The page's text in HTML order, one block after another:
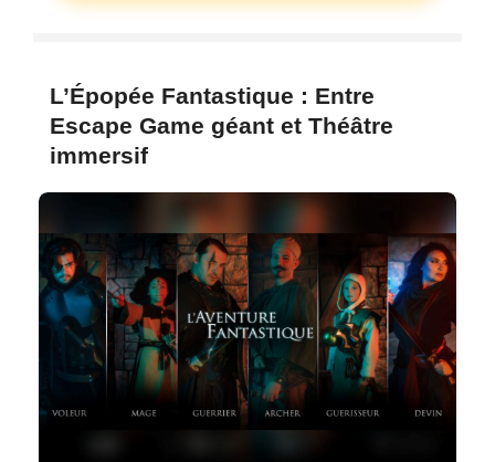
L’Épopée Fantastique : Entre
Escape Game géant et Théâtre
immersif